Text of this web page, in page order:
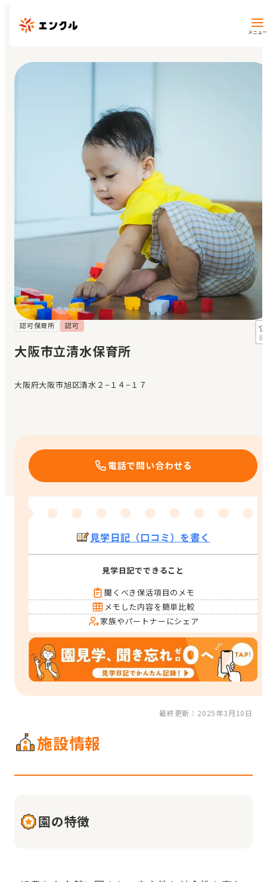
メニュー
地図から探す
地域から探す
見学日記
メッセージ
おすすめの園
エンクルの特徴と活用方法
認可保育所 認可
大阪市立清水保育所
大阪府大阪市旭区清水２−１４−１７
電話で問い合わせる
見学日記（口コミ）を書く
見学日記でできること
聞くべき保活項目のメモ
メモした内容を簡単比較
家族やパートナーにシェア
最終更新：2025年3月10日
施設情報
園の特徴